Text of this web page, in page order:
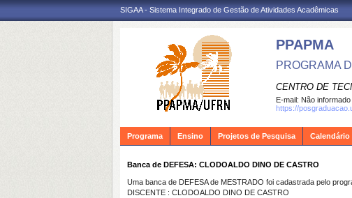
SIGAA - Sistema Integrado de Gestão de Atividades Acadêmicas
PPAPMA
PROGRAMA
CENTRO DE
E-mail: Não informado
https://
Programa Ensino Projetos de Pesquisa Calendário
Banca de DEFESA: CLODOALDO DINO DE CASTRO
Uma banca de DEFESA de MESTRADO foi cadastrada pelo
DISCENTE : CLODOALDO DINO DE CASTRO